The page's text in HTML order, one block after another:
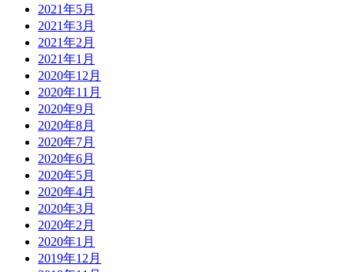
2021年5月
2021年3月
2021年2月
2021年1月
2020年12月
2020年11月
2020年9月
2020年8月
2020年7月
2020年6月
2020年5月
2020年4月
2020年3月
2020年2月
2020年1月
2019年12月